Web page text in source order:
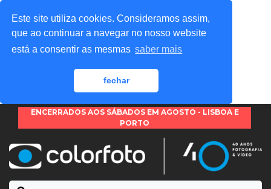
Este site utiliza cookies. Consideramos assim,
que ao continuar a navegar no nosso website
está a consentir as mesmas saber mais
fechar
ENCERRADOS AOS SÁBADOS EM AGOSTO - LISBOA E
PORTO